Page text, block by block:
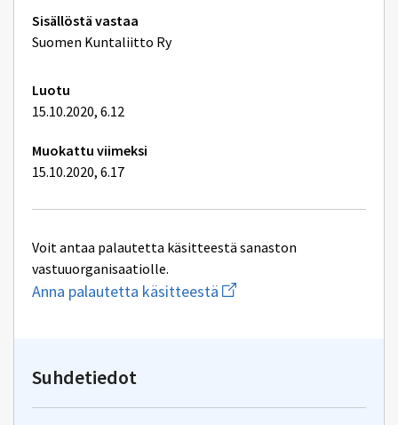
Tekniset
lisätiedot
Sisällöstä vastaa
Suomen Kuntaliitto Ry
Luotu
15.10.2020, 6.12
Muokattu viimeksi
15.10.2020, 6.17
Voit antaa palautetta käsitteestä sanaston
vastuuorganisaatiolle.
Anna palautetta käsitteestä Aloita
uuden
Suhdetiedot